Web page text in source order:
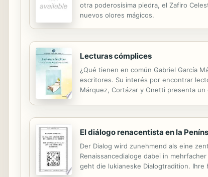
otra poderosísima piedra, el Zafiro
nuevos olores mágicos.
Lecturas cómplices
¿Qué tienen en común Gabriel García
escritores. Su interés por encontrar
Márquez, Cortázar y Onetti presenta
El diálogo renacentista en la
Der Dialog wird zunehmend als eine
Renaissancedialoge dabei in
geht die lukianeske Dialogtradition. Ihre